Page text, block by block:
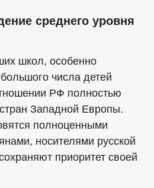
среднего уровня
школ, особенно
числа детей
РФ полностью
Западной Европы.
полноценными
носителями русской
приоритет своей